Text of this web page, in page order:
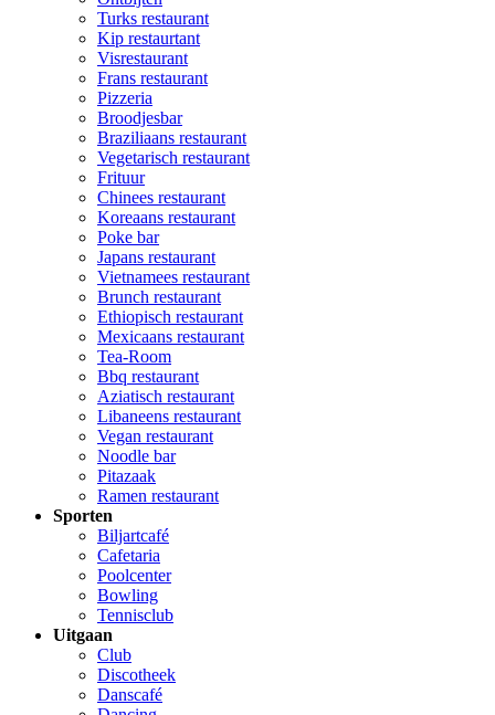
Turks restaurant
Kip restaurtant
Visrestaurant
Frans restaurant
Pizzeria
Broodjesbar
Braziliaans restaurant
Vegetarisch restaurant
Frituur
Chinees restaurant
Koreaans restaurant
Poke bar
Japans restaurant
Vietnamees restaurant
Brunch restaurant
Ethiopisch restaurant
Mexicaans restaurant
Tea-Room
Bbq restaurant
Aziatisch restaurant
Libaneens restaurant
Vegan restaurant
Noodle bar
Pitazaak
Ramen restaurant
Sporten
Biljartcafé
Cafetaria
Poolcenter
Bowling
Tennisclub
Uitgaan
Club
Discotheek
Danscafé